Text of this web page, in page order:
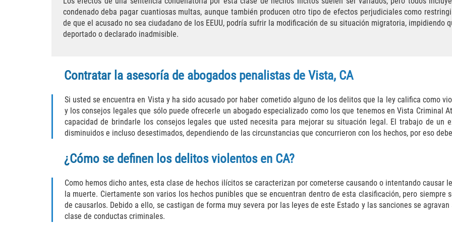
condenado deba pagar cuantiosas multas, aunque también producen otro tipo de efectos perjudiciales como
de que el acusado no sea ciudadano de los EEUU, podría sufrir la modificación de su situación migratoria, impidiendo
deportado o declarado inadmisible.
Contratar la asesoría de abogados penalistas de Vista, CA
Si usted se encuentra en Vista y ha sido acusado por haber cometido alguno de los delitos que la ley califica como
y los consejos legales que sólo puede ofrecerle un abogado especializado como los que tenemos en Vista Criminal
capacidad de brindarle los consejos legales que usted necesita para mejorar su situación legal. El trabajo de un
disminuidos e incluso desestimados, dependiendo de las circunstancias que concurrieron con los hechos, por eso
¿Cómo se definen los delitos violentos en CA?
Como hemos dicho antes, esta clase de hechos ilícitos se caracterizan por cometerse causando o intentando causar
la muerte. Ciertamente son varios los hechos punibles que se encuentran dentro de esta clasificación, pero siempre
de causarlos. Debido a ello, se castigan de forma muy severa por las leyes de este Estado y las sanciones se
clase de conductas criminales.